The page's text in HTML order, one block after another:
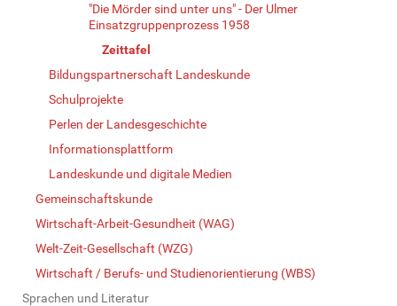
"Die Mörder sind unter uns" - Der Ulmer
Einsatzgruppenprozess 1958
Zeittafel
Bildungspartnerschaft Landeskunde
Schulprojekte
Perlen der Landesgeschichte
Informationsplattform
Landeskunde und digitale Medien
Gemeinschaftskunde
Wirtschaft-Arbeit-Gesundheit (WAG)
Welt-Zeit-Gesellschaft (WZG)
Wirtschaft / Berufs- und Studienorientierung (WBS)
Sprachen und Literatur